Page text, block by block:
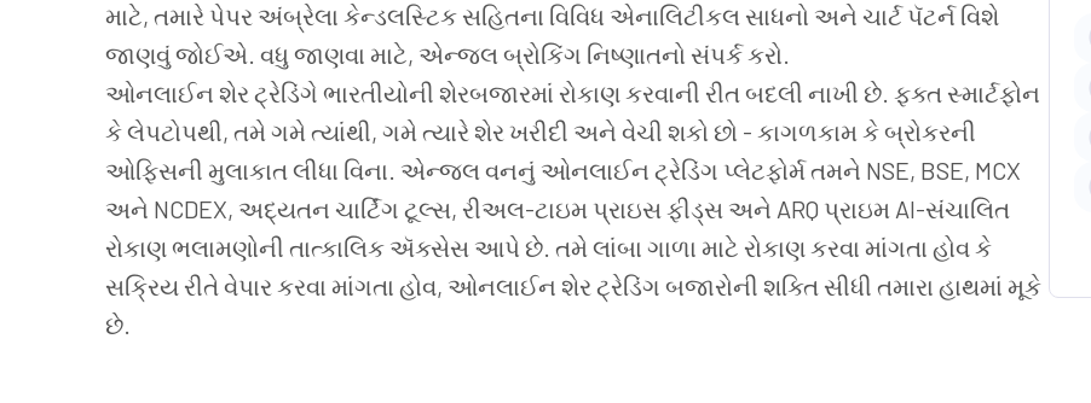
માટે, તમારે પેપર અંબ્રેલા કેન્ડલસ્ટિક સહિતના વિવિધ એનાલિટીકલ સાધનો અને ચાર્ટ પૅટર્ન વિશે
જાણવું જોઈએ. વધુ જાણવા માટે, એન્જલ બ્રોકિંગ નિષ્ણાતનો સંપર્ક કરો.
ઓનલાઈન શેર ટ્રેડિંગે ભારતીયોની શેરબજારમાં રોકાણ કરવાની રીત બદલી નાખી છે. ફક્ત સ્માર્ટફોન
કે લેપટોપથી, તમે ગમે ત્યાંથી, ગમે ત્યારે શેર ખરીદી અને વેચી શકો છો - કાગળકામ કે બ્રોકરની
ઓફિસની મુલાકાત લીધા વિના. એન્જલ વનનું ઓનલાઈન ટ્રેડિંગ પ્લેટફોર્મ તમને NSE, BSE, MCX
અને NCDEX, અદ્યતન ચાર્ટિંગ ટૂલ્સ, રીઅલ-ટાઇમ પ્રાઇસ ફીડ્સ અને ARQ પ્રાઇમ AI-સંચાલિત
રોકાણ ભલામણોની તાત્કાલિક ઍક્સેસ આપે છે. તમે લાંબા ગાળા માટે રોકાણ કરવા માંગતા હોવ કે
સક્રિય રીતે વેપાર કરવા માંગતા હોવ, ઓનલાઈન શેર ટ્રેડિંગ બજારોની શક્તિ સીધી તમારા હાથમાં મૂકે
છે.